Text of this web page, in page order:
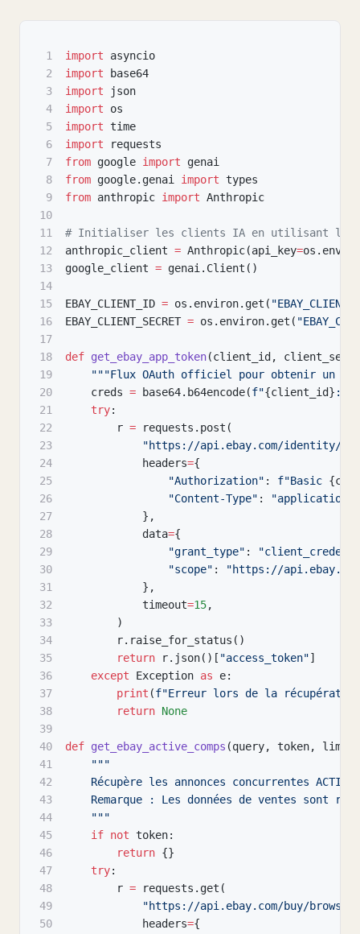
1 import asyncio
2
import base64
3
import json
4
import os
5
import time
6
import requests
7
from google import genai
8
from google. genai import types
9
from anthropic import Anthropic
10
11
# Initialiser les clients IA en utilisant les
12
anthropic_client = Anthropic(api_key=os .
13
google_client = genai . Client ( )
14
15
EBAY_CLIENT_ID = os . environ. get (
16
EBAY_CLIENT_SECRET = os . environ. get (
17
18
def get_ebay_app_token(client_id ,
19
"""Flux OAuth officiel pour obtenir un
20
    creds
= base64. b64encode(f"{client_id} :
21
try:
22
        r
= requests . post (
23
"https://api.ebay.com/identity/v1/
24
            headers
={
25
"Authorization" : f"Basic {
26
"Content-Type" :
"application/
27
} ,
28
            data
={
29
"grant_type" :
30
"scope" :
"https://
31
} ,
32
            timeout
=15,
33
)
34
        r
. raise_for_status ( )
35
return r. json( ) [ "access_token"]
36
except Exception as e:
37
print (f"Erreur lors de la
38
return None
39
40
def get_ebay_active_comps (query, token, limit
41
"""
42
Récupère les annonces concurrentes
43
Remarque : Les données de ventes sont
44
    """
45
if not token:
46
return {}
47
try:
48
        r
= requests . get (
49
"https://api.ebay.com/buy/browse/
50
            headers
={